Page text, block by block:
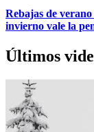
Rebajas de
invierno vale la
Últimos